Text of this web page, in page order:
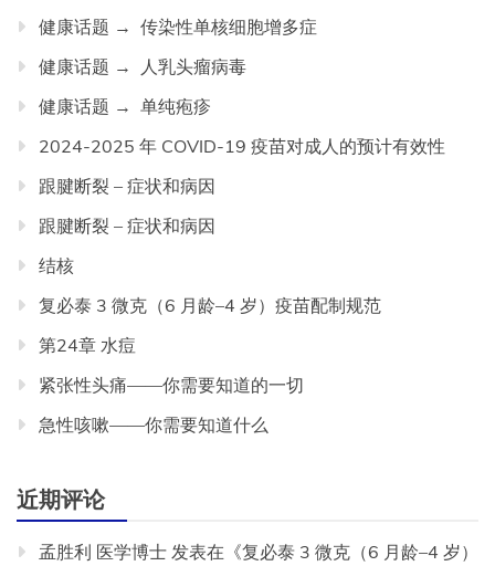
健康话题 → 传染性单核细胞增多症
健康话题 → 人乳头瘤病毒
健康话题 → 单纯疱疹
2024-2025 年 COVID-19 疫苗对成人的预计有效性
跟腱断裂 – 症状和病因
跟腱断裂 – 症状和病因
结核
复必泰 3 微克（6 月龄–4 岁）疫苗配制规范
第24章 水痘
紧张性头痛——你需要知道的一切
急性咳嗽——你需要知道什么
近期评论
孟胜利 医学博士 发表在《复必泰 3 微克（6 月龄–4 岁）